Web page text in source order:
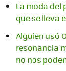
La moda del
que se lleva
Alguien usó
resonancia
no nos